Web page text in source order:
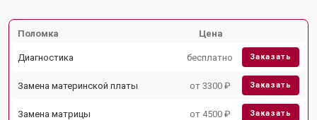
Поломка Цена
Диагностика бесплатно Заказать
Замена материнской платы от 3300 ₽ Заказать
Замена матрицы от 4500 ₽ Заказать